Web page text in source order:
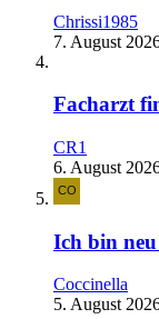
Chrissi1985
7. August
Facharzt
CR1
6. August
Ich bin
Coccinella
5. August